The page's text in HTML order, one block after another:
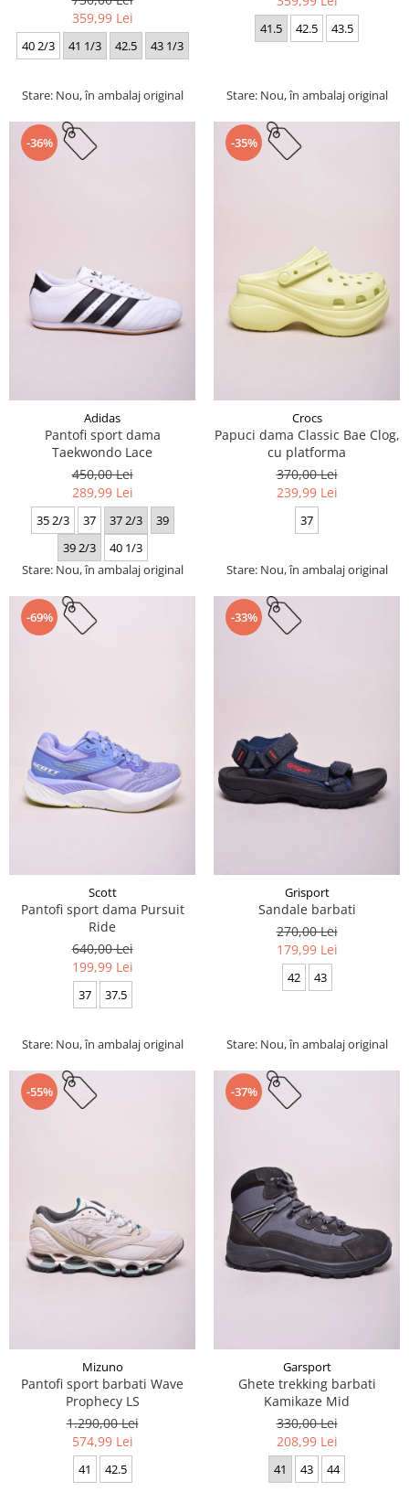
359,99 Lei
40 2/3 41 1/3 42.5 43 1/3
Stare: Nou, în ambalaj original
41.5 42.5 43.5
Stare: Nou, în ambalaj original
-36%
Adidas
Pantofi sport dama
Taekwondo Lace
450,00 Lei
289,99 Lei
35 2/3 37 37 2/3
39
39 2/3
40 1/3
Stare: Nou, în ambalaj original
-35%
Crocs
Papuci dama Classic Bae Clog,
cu platforma
370,00 Lei
239,99 Lei
37
Stare: Nou, în ambalaj original
-69%
Scott
Pantofi sport dama Pursuit
Ride
640,00 Lei
199,99 Lei
37 37.5
Stare: Nou, în ambalaj original
-33%
Grisport
Sandale barbati
270,00 Lei
179,99 Lei
42 43
Stare: Nou, în ambalaj original
-55%
Mizuno
Pantofi sport barbati Wave
Prophecy LS
1.290,00 Lei
574,99 Lei
41 42.5
-37%
Garsport
Ghete trekking barbati
Kamikaze Mid
330,00 Lei
208,99 Lei
41 43 44